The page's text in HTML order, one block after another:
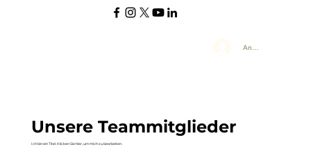
Anmelden
Unsere Teammitglieder
Ich bin ein Titel. Klicken Sie hier, um mich zu bearbeiten.